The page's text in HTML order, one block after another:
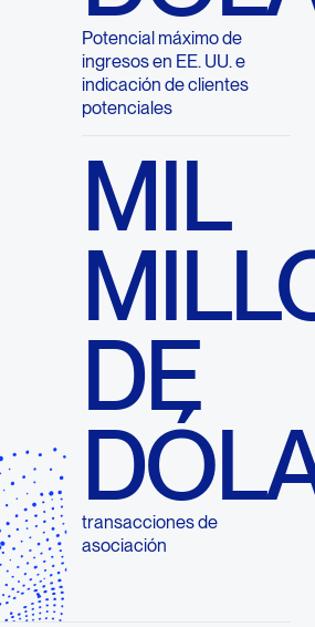
Potencial máximo de
ingresos en EE. UU. e
indicación de clientes
potenciales
transacciones de
asociación
MIL
DE